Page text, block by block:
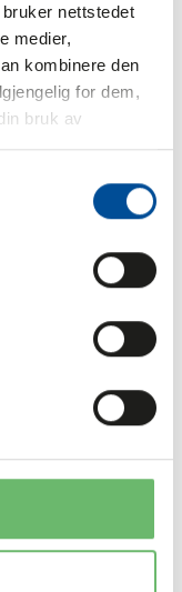
nettstedet
medier,
kombinere den
for dem,
bruk av